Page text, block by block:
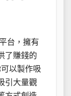
台，擁有
了賺錢的
以製作吸
引大量觀